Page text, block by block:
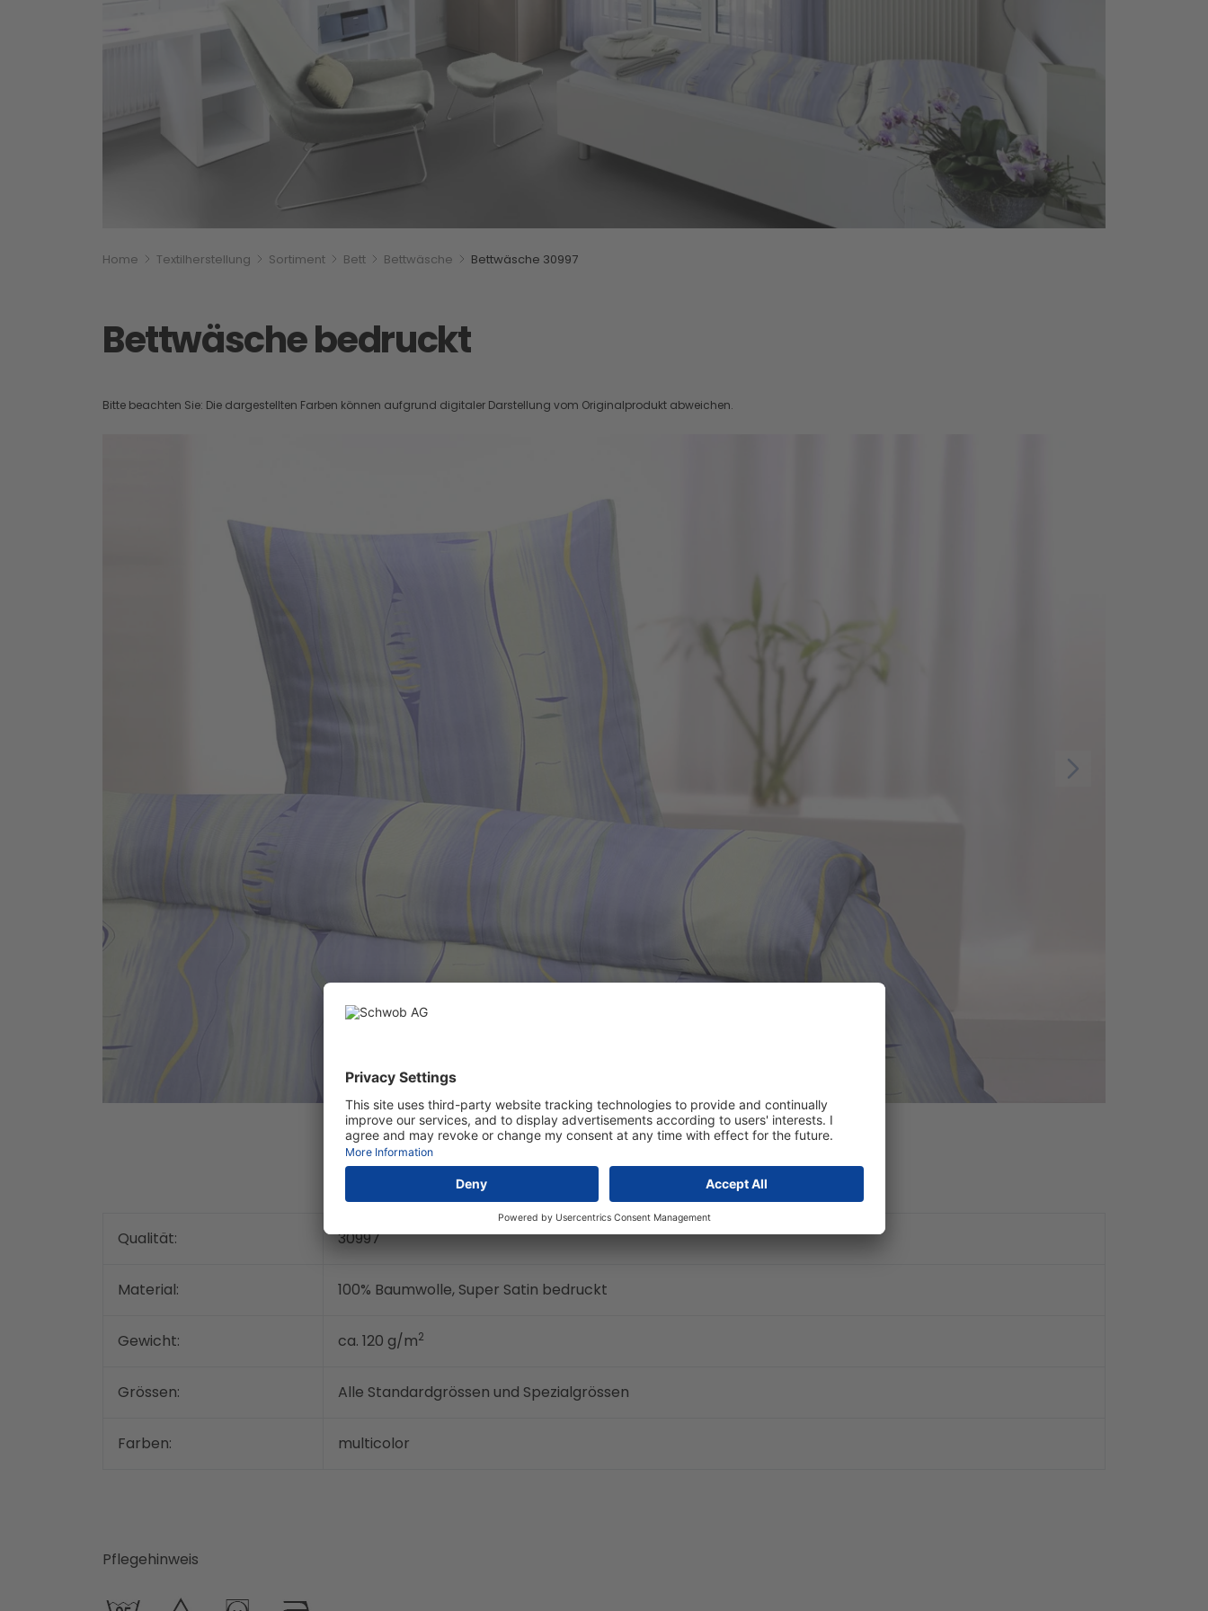
Breadcrumbnavigation
Sie befinden sich hier:
Home Textilherstellung Sortiment Bett Bettwäsche Bettwäsche 30997
Bettwäsche bedruckt
Bitte beachten Sie: Die dargestellten Farben können aufgrund digitaler Darstellung vom Originalprodukt abweichen.
Qualität: 30997
Material: 100% Baumwolle, Super Satin bedruckt
Gewicht: ca. 120 g/m2
Grössen: Alle Standardgrössen und Spezialgrössen
Farben: multicolor
Pflegehinweis